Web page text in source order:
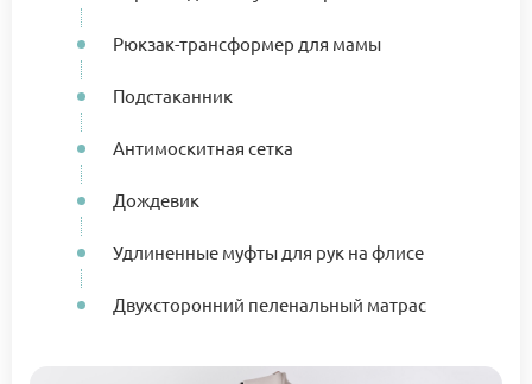
Рюкзак-трансформер для мамы
Подстаканник
Антимоскитная сетка
Дождевик
Удлиненные муфты для рук на флисе
Двухсторонний пеленальный матрас